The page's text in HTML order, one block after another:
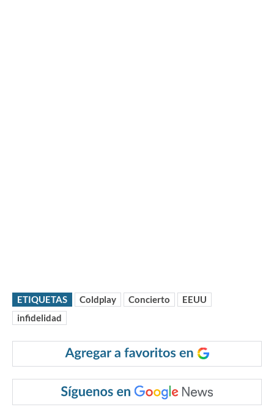
ETIQUETAS Coldplay Concierto
EEUU
infidelidad